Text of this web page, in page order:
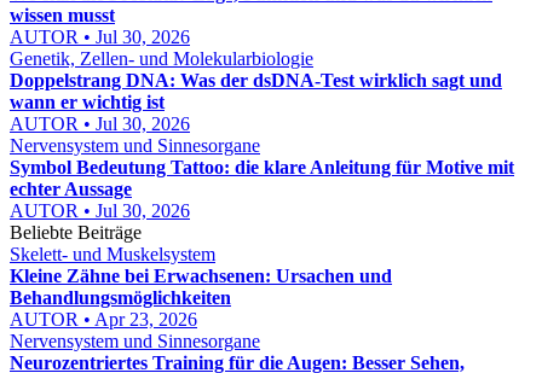
wissen musst
AUTOR • Jul 30, 2026
Genetik, Zellen- und Molekularbiologie
Doppelstrang DNA: Was der dsDNA-Test wirklich sagt und
wann er wichtig ist
AUTOR • Jul 30, 2026
Nervensystem und Sinnesorgane
Symbol Bedeutung Tattoo: die klare Anleitung für Motive mit
echter Aussage
AUTOR • Jul 30, 2026
Beliebte Beiträge
Skelett- und Muskelsystem
Kleine Zähne bei Erwachsenen: Ursachen und
Behandlungsmöglichkeiten
AUTOR • Apr 23, 2026
Nervensystem und Sinnesorgane
Neurozentriertes Training für die Augen: Besser Sehen,